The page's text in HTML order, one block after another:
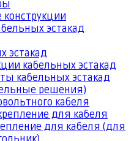
эстакад
эстакад
кабельных эстакад
кабельных эстакад
решения)
кабеля
для кабеля
для кабеля (для